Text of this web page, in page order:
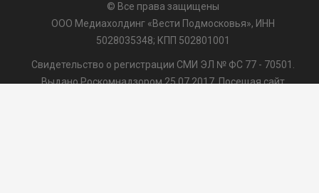
© Все права защищены
ООО Медиахолдинг «Вести Подмосковья», ИНН
5028035348; КПП 502801001
Свидетельство о регистрации СМИ ЭЛ № ФС 77 - 70501.
Выдано Роскомнадзором 25.07.2017. Посещая сайт